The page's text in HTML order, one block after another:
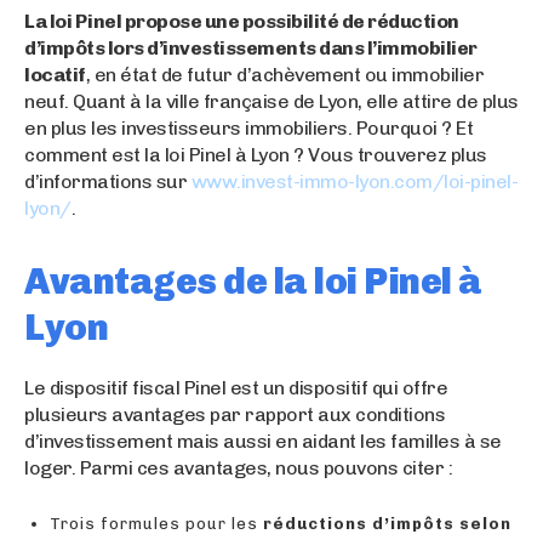
La loi Pinel propose une possibilité de réduction
d’impôts lors d’investissements dans l’immobilier
locatif, en état de futur d’achèvement ou immobilier
neuf. Quant à la ville française de Lyon, elle attire de plus
en plus les investisseurs immobiliers. Pourquoi ? Et
comment est la loi Pinel à Lyon ? Vous trouverez plus
d’informations sur www.invest-immo-lyon.com/loi-pinel-
lyon/
Avantages de la loi Pinel à
Lyon
Le dispositif fiscal Pinel est un dispositif qui offre
plusieurs avantages par rapport aux conditions
d’investissement mais aussi en aidant les familles à se
loger. Parmi ces avantages, nous pouvons citer :
Trois formules pour les réductions d’impôts selon